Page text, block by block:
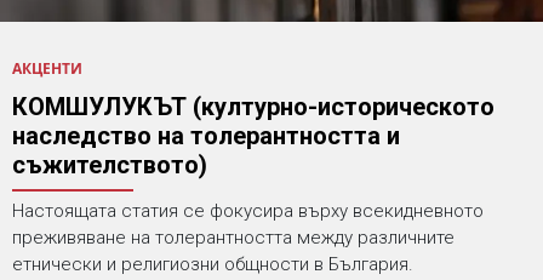
АКЦЕНТИ
КОМШУЛУКЪТ (културно-историческото
наследство на толерантността и
съжителството)
Настоящата статия се фокусира върху всекидневното
преживяване на толерантността между различните
етнически и религиозни общности в България.